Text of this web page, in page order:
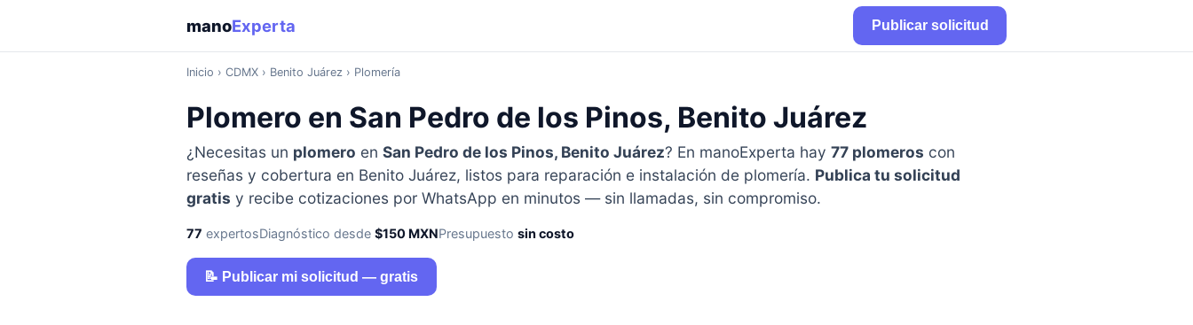
manoExperta Publicar solicitud
Inicio › CDMX› Benito Juárez › Plomería
Plomero en San Pedro de los Pinos, Benito Juárez
¿Necesitas un plomero en San Pedro de los Pinos, Benito Juárez? En manoExperta hay 77 plomeros con
reseñas y cobertura en Benito Juárez, listos para reparación e instalación de plomería. Publica tu solicitud
gratis y recibe cotizaciones por WhatsApp en minutos — sin llamadas, sin compromiso.
77 expertosDiagnóstico desde $150 MXNPresupuesto sin costo
📝 Publicar mi solicitud — gratis